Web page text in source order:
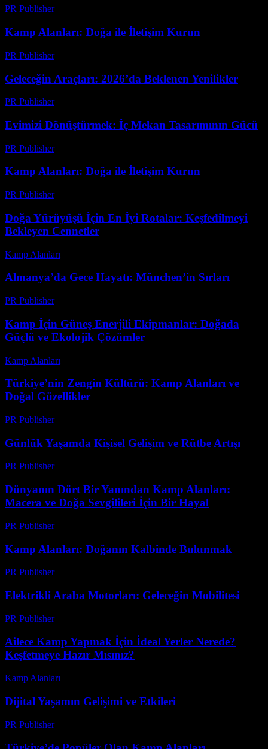
PR Publisher-
Kamp Alanları: Doğa ile İletişim Kurun
PR Publisher-
Geleceğin Araçları: 2026’da Beklenen Yenilikler
PR Publisher-
Evimizi Dönüştürmek: İç Mekan Tasarımının Gücü
PR Publisher-
Kamp Alanları: Doğa ile İletişim Kurun
PR Publisher-
Doğa Yürüyüşü İçin En İyi Rotalar: Keşfedilmeyi
Bekleyen Cennetler
Kamp Alanları
Almanya’da Gece Hayatı: München’in Sırları
PR Publisher-
Kamp İçin Güneş Enerjili Ekipmanlar: Doğada
Güçlü ve Ekolojik Çözümler
Kamp Alanları
Türkiye’nin Zengin Kültürü: Kamp Alanları ve
Doğal Güzellikler
PR Publisher-
Günlük Yaşamda Kişisel Gelişim ve Rütbe Artışı
PR Publisher-
Dünyanın Dört Bir Yanından Kamp Alanları:
Macera ve Doğa Sevgilileri İçin Bir Hayal
PR Publisher-
Kamp Alanları: Doğanın Kalbinde Bulunmak
PR Publisher-
Elektrikli Araba Motorları: Geleceğin Mobilitesi
PR Publisher-
Ailece Kamp Yapmak İçin İdeal Yerler Nerede?
Keşfetmeye Hazır Mısınız?
Kamp Alanları
Dijital Yaşamın Gelişimi ve Etkileri
PR Publisher-